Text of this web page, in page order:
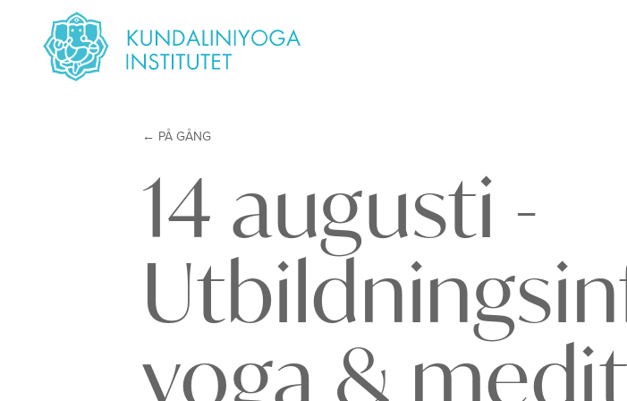
PÅ GÅNG
14 augusti -
yoga &